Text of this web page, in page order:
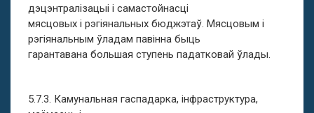
дэцэнтралізацыі і самастойнасці
мясцовых і рэгіянальных бюджэтаў. Мясцовым і
рэгіянальным ўладам павінна быць
гарантавана большая ступень падатковай ўлады.
5.7.3. Камунальная гаспадарка, інфраструктура,